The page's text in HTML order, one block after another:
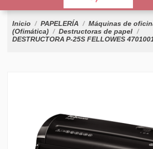
Inicio PAPELERÍA
Máquinas de
(Ofimática)
Destructoras de papel
DESTRUCTORA P-25S FELLOWES